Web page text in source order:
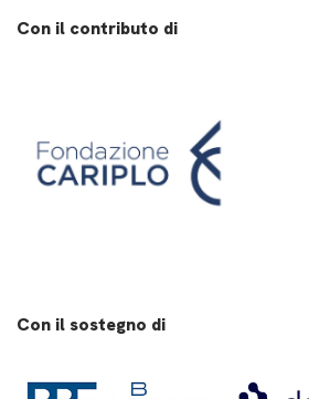
Con il contributo di
Con il sostegno di